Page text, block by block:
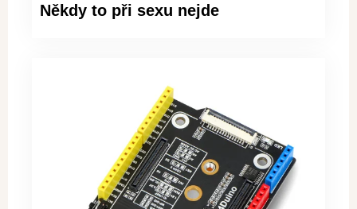
Někdy to při sexu nejde